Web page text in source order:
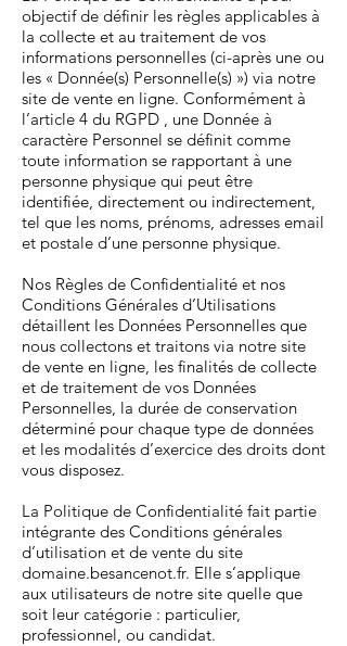
objectif de définir les règles applicables à
la collecte et au traitement de vos
informations personnelles (ci-après une ou
les « Donnée(s) Personnelle(s) ») via notre
site de vente en ligne. Conformément à
l’article 4 du RGPD , une Donnée à
caractère Personnel se définit comme
toute information se rapportant à une
personne physique qui peut être
identifiée, directement ou indirectement,
tel que les noms, prénoms, adresses email
et postale d’une personne physique.
Nos Règles de Confidentialité et nos
Conditions Générales d’Utilisations
détaillent les Données Personnelles que
nous collectons et traitons via notre site
de vente en ligne, les finalités de collecte
et de traitement de vos Données
Personnelles, la durée de conservation
déterminé pour chaque type de données
et les modalités d’exercice des droits dont
vous disposez.
La Politique de Confidentialité fait partie
intégrante des Conditions générales
d’utilisation et de vente du site
domaine.besancenot.fr. Elle s’applique
aux utilisateurs de notre site quelle que
soit leur catégorie : particulier,
professionnel, ou candidat.